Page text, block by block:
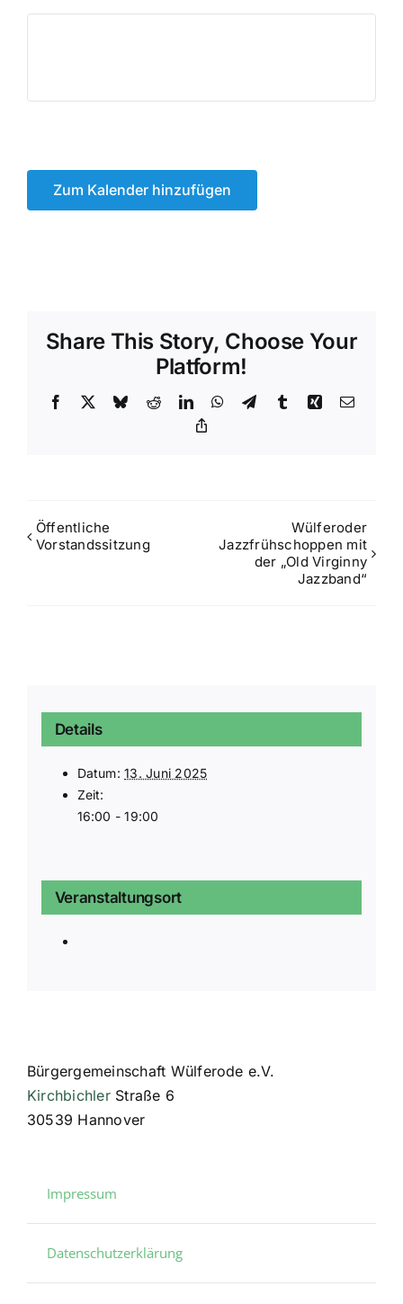
Zum Kalender hinzufügen
Share This Story, Choose Your
Platform!
Facebook BlueskyRedditLinkedInWhatsApp
TelegramTumblrXing Email
Öffentliche
Vorstandssitzung
Wülferoder
Jazzfrühschoppen mit
der „Old Virginny
Jazzband“
Details
Datum: 13. Juni 2025
Zeit:
16:00 - 19:00
Veranstaltungsort
Bürgergemeinschaft Wülferode e.V.
KirchbichlerStraße 6
30539 Hannover
Impressum
Datenschutzerklärung